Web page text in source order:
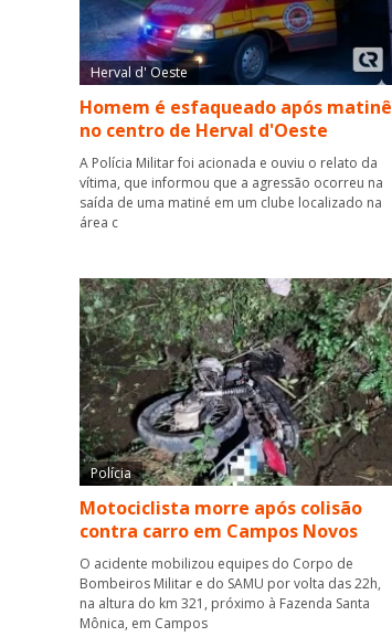
Herval d' Oeste
Homem é esfaqueado após matinê
no centro de Herval d'Oeste
A Polícia Militar foi acionada e ouviu o relato da
vítima, que informou que a agressão ocorreu na
saída de uma matiné em um clube localizado na
área c
Polícia
Motociclista morre após colisão
contra carro em Campos Novos
O acidente mobilizou equipes do Corpo de
Bombeiros Militar e do SAMU por volta das 22h,
na altura do km 321, próximo à Fazenda Santa
Mônica, em Campos